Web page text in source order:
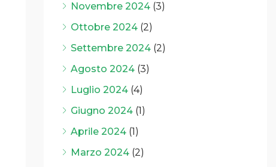
Novembre 2024(3)
Ottobre 2024(2)
Settembre 2024(2)
Agosto 2024(3)
Luglio 2024(4)
Giugno 2024(1)
Aprile 2024(1)
Marzo 2024(2)